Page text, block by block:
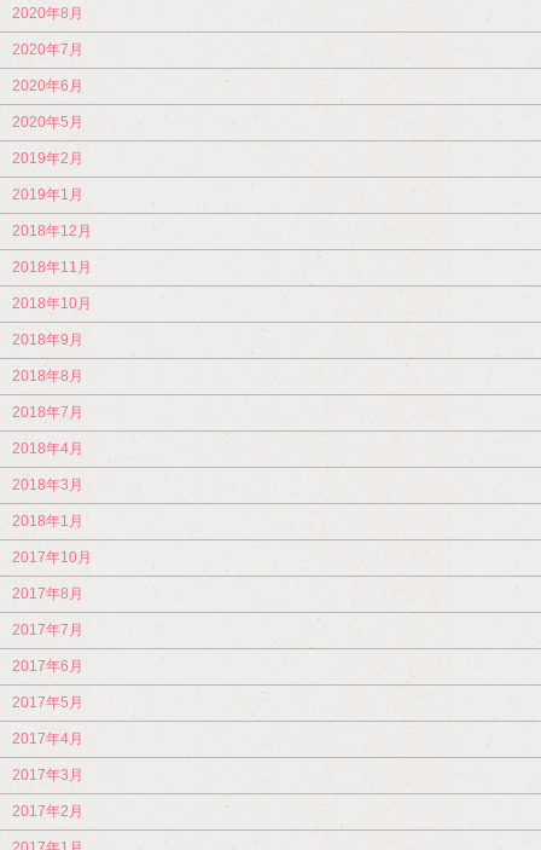
2020年8月
2020年7月
2020年6月
2020年5月
2019年2月
2019年1月
2018年12月
2018年11月
2018年10月
2018年9月
2018年8月
2018年7月
2018年4月
2018年3月
2018年1月
2017年10月
2017年8月
2017年7月
2017年6月
2017年5月
2017年4月
2017年3月
2017年2月